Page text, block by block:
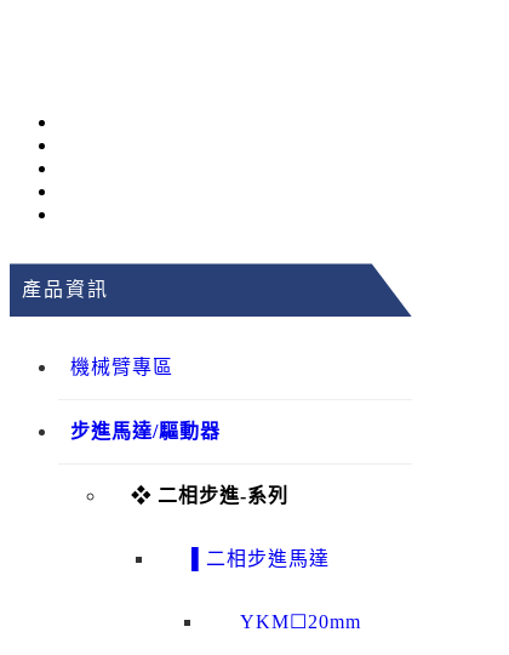
產品資訊
機械臂專區
步進馬達/驅動器
❖ 二相步進-系列
▌二相步進馬達
YKM☐20mm